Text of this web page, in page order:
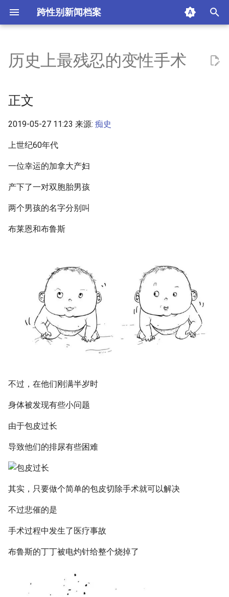
跨性别新闻档案
n
i
i
a
正文
摘要与附加信息
附加信息 [Processed Page
历史上最残忍的变性手术
正文
2019-05-27 11:23 来源: 痴史
上世纪60年代
一位幸运的加拿大产妇
产下了一对双胞胎男孩
两个男孩的名字分别叫
布莱恩和布鲁斯
不过，在他们刚满半岁时
身体被发现有些小问题
由于包皮过长
导致他们的排尿有些困难
其实，只要做个简单的包皮切除手术就可以解决
不过悲催的是
手术过程中发生了医疗事故
布鲁斯的丁丁被电灼针给整个烧掉了